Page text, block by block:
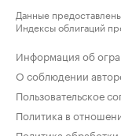
Данные
Индексы облигаций
Информация об
О соблюдении
Пользовательское
Политика в